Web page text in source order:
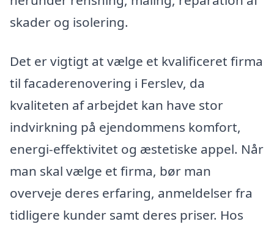
skader og isolering.
Det er vigtigt at vælge et kvalificeret firma
til facaderenovering i Ferslev, da
kvaliteten af arbejdet kan have stor
indvirkning på ejendommens komfort,
energi-effektivitet og æstetiske appel. Når
man skal vælge et firma, bør man
overveje deres erfaring, anmeldelser fra
tidligere kunder samt deres priser. Hos